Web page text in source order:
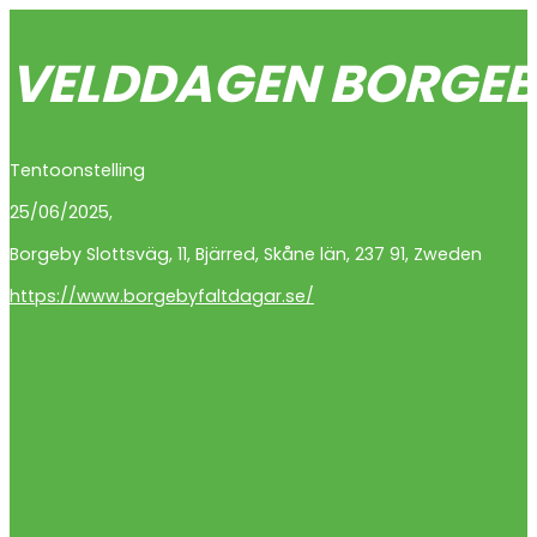
VELDDAGEN
Tentoonstelling
25/06/2025,
Borgeby Slottsväg, 11, Bjärred, Skåne län, 237 91, Zweden
https://www.borgebyfaltdagar.se/